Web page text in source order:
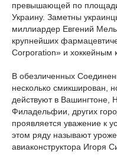
превышающей по
Украину. Заметны
миллиардер Евгений
крупнейших
Corporation» и хоккейным
В обезличенных
несколько смикширован,
действуют в Вашингтоне,
Филадельфии, других
проявляется уважение к
этом ряду называют
авиаконструктора Игоря